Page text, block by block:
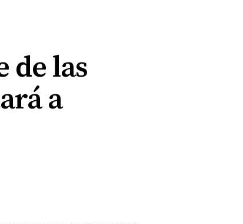
de las
a